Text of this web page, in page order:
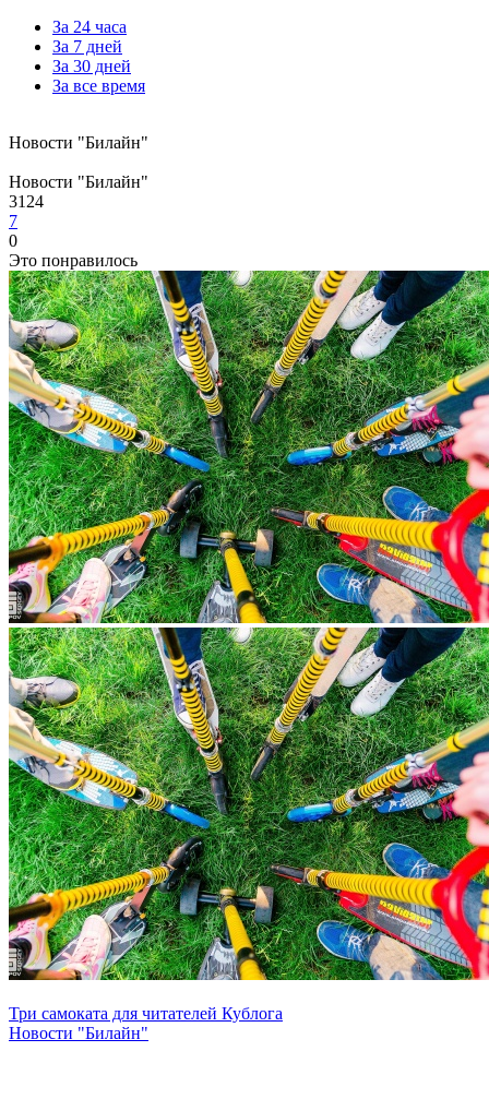
За 24 часа
За 7 дней
За 30 дней
За все время
Новости "Билайн"
Новости "Билайн"
3124
7
0
Это понравилось
Три самоката для читателей Кублога
Новости "Билайн"